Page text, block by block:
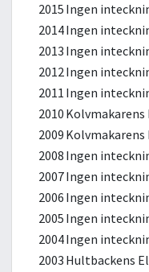
2015 Ingen
2014Ingen
2013 Ingen
2012Ingen
2011 Ingen
2010 Kolvmakarens
2009 Kolvmakarens
2008 Ingen
2007Ingen
2006 Ingen
2005 Ingen
2004Ingen
2003 Hultbackens